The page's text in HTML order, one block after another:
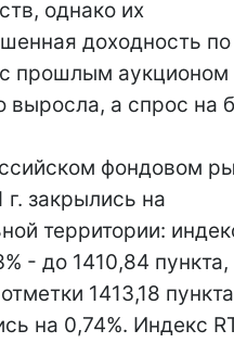
однако их
доходность по
прошлым аукционом
выросла, а спрос на
фондовом
г. закрылись на
территории:
- до 1410,84
1413,18
на 0,74%. Индекс